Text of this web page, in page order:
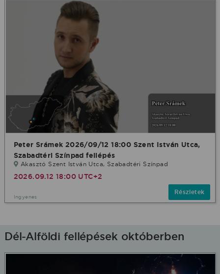
Peter Srámek 2026/09/12 18:00 Szent István Utca,
Szabadtéri Színpad fellépés
Akasztó Szent István Utca, Szabadtéri Színpad
2026.09.12 18:00 UTC+2
Ingyenes
Részletek
Dél-Alföldi fellépések októberben